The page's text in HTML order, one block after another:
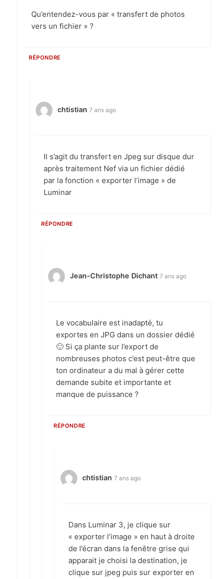
Qu’entendez-vous par « transfert de photos
vers un fichier » ?
RÉPONDRE
chtistian 7 ans ago
Il s’agit du transfert en Jpeg sur disque dur
après traitement Nef via un fichier dédié
par la fonction « exporter l’image » de
Luminar
RÉPONDRE
Jean-Christophe Dichant 7 ans ago
Le vocabulaire est inadapté, tu
exportes en JPG dans un dossier dédié
🙂 Si ça plante sur l’export de
nombreuses photos c’est peut-être que
ton ordinateur a du mal à gérer cette
demande subite et importante et
manque de puissance ?
RÉPONDRE
chtistian 7 ans ago
Dans Luminar 3, je clique sur
« exporter l’image » en haut à droite
de l’écran dans la fenêtre grise qui
apparait je choisi la destination, je
clique sur jpeg puis sur exporter en